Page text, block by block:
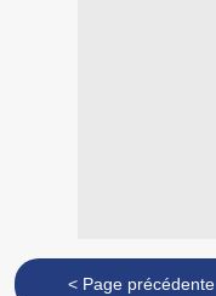
< Page précédente